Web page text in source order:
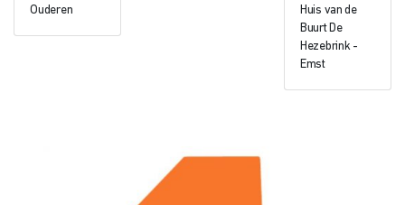
Ouderen
Huis van de
Buurt De
Hezebrink -
Emst